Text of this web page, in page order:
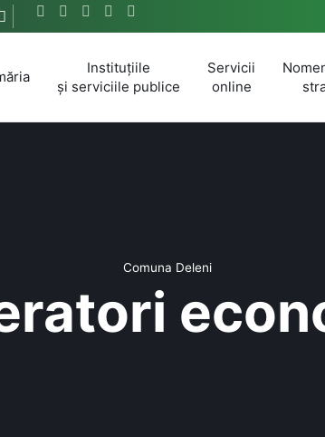
Instituțiile
și serviciile publice
Servicii
online
Comuna Deleni